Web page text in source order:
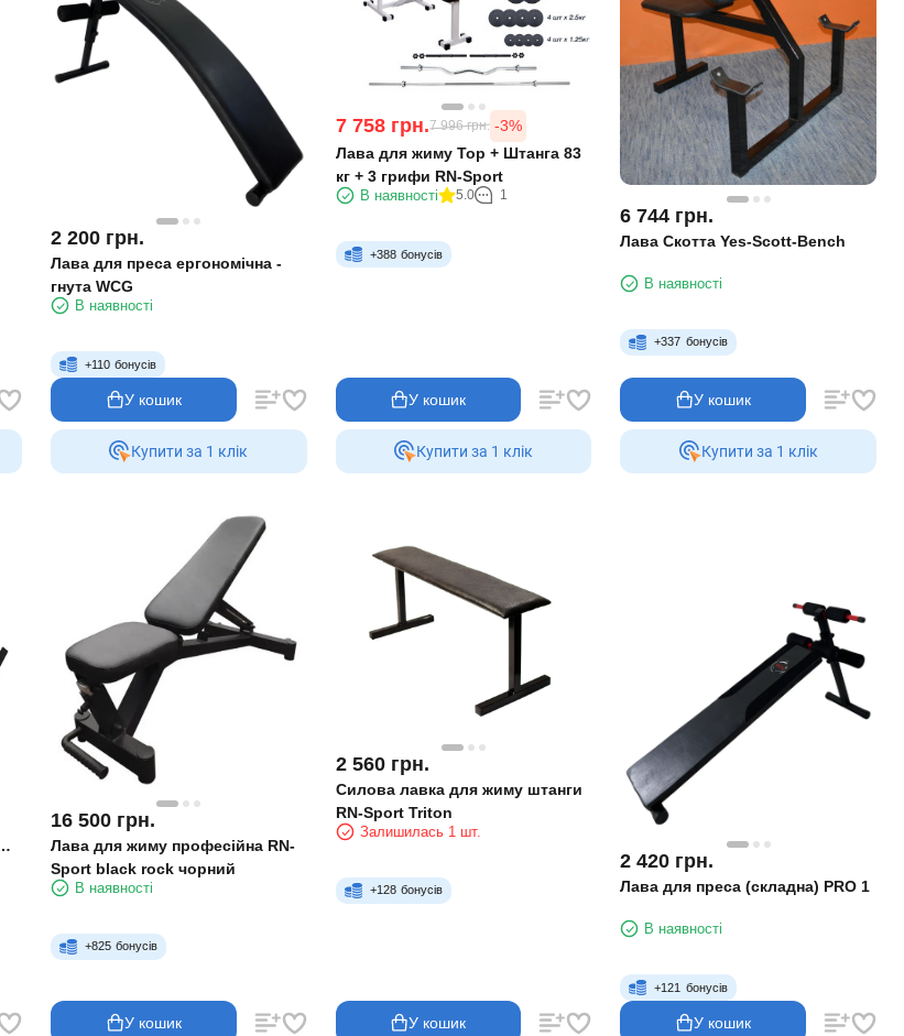
2 200 грн.
Лава для преса ергономічна -
гнута WCG
В наявності
+110 бонусів
У кошик
Купити за 1 клiк
7 758 грн.7 996 грн. -3%
Лава для жиму Top + Штанга 83
кг + 3 грифи RN-Sport
В наявності 5.0 1
+388 бонусів
У кошик
Купити за 1 клiк
6 744 грн.
Лава Скотта Yes-Scott-Bench
В наявності
+337 бонусів
У кошик
Купити за 1 клiк
16 500 грн.
Лава для жиму професійна RN-
Sport black rock чорний
В наявності
+825 бонусів
У кошик
2 560 грн.
Силова лавка для жиму штанги
RN-Sport Triton
Залишилась 1 шт.
+128 бонусів
У кошик
2 420 грн.
Лава для преса (складна) PRO 1
В наявності
+121 бонусів
У кошик